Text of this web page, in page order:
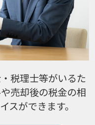
税理士等がいるた
売却後の税金の相
スができます。